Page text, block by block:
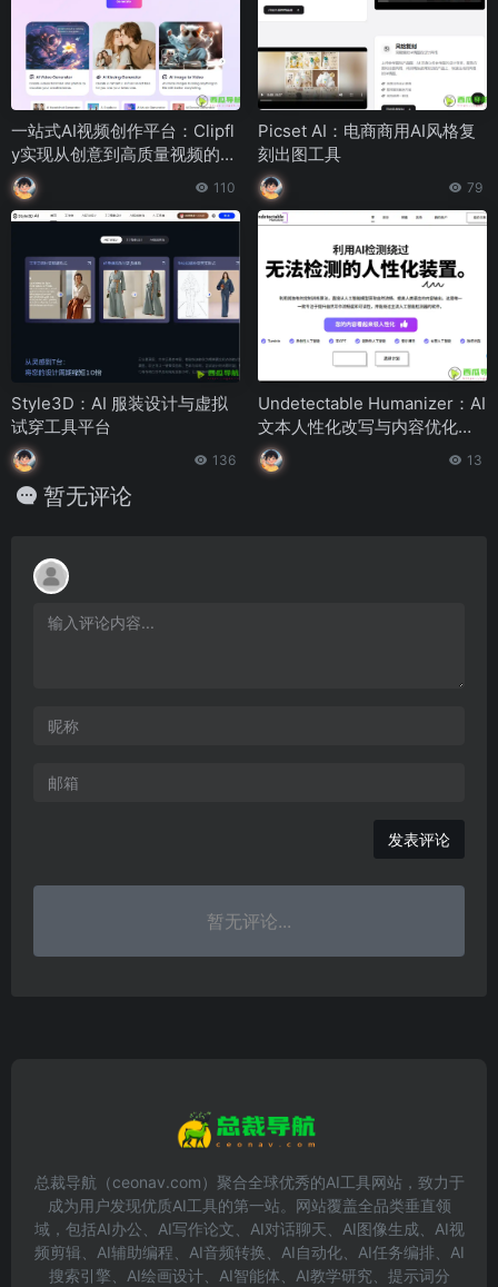
一站式AI视频创作平台：Clipfl
y实现从创意到高质量视频的全
流程制作
110
Picset AI：电商商用AI风格复
刻出图工具
79
Style3D：AI 服装设计与虚拟
试穿工具平台
136
Undetectable Humanizer：AI
文本人性化改写与内容优化工
具
13
暂无评论
发表评论
暂无评论...
总裁导航（ceonav.com）聚合全球优秀的AI工具网站，致力于
成为用户发现优质AI工具的第一站。网站覆盖全品类垂直领
域，包括AI办公、AI写作论文、AI对话聊天、AI图像生成、AI视
频剪辑、AI辅助编程、AI音频转换、AI自动化、AI任务编排、AI
搜索引擎、AI绘画设计、AI智能体、AI教学研究、提示词分